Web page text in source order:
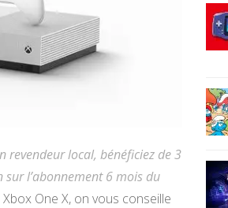
revendeur local, bénéficiez de 3
l’abonnement 6 mois du
One X, on vous conseille